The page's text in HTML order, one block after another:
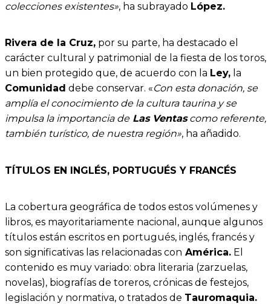
colecciones existentes», ha subrayado López.
Rivera de la Cruz, por su parte, ha destacado el
carácter cultural y patrimonial de la fiesta de los toros,
un bien protegido que, de acuerdo con la Ley, la
Comunidad debe conservar. «Con esta donación, se
amplía el conocimiento de la cultura taurina y se
impulsa la importancia deLas Ventascomo referente,
también turístico, de nuestra región», ha añadido.
TÍTULOS EN INGLÉS, PORTUGUÉS Y FRANCÉS
La cobertura geográfica de todos estos volúmenes y
libros, es mayoritariamente nacional, aunque algunos
títulos están escritos en portugués, inglés, francés y
son significativas las relacionadas con América. El
contenido es muy variado: obra literaria (zarzuelas,
novelas), biografías de toreros, crónicas de festejos,
legislación y normativa, o tratados de Tauromaquia.